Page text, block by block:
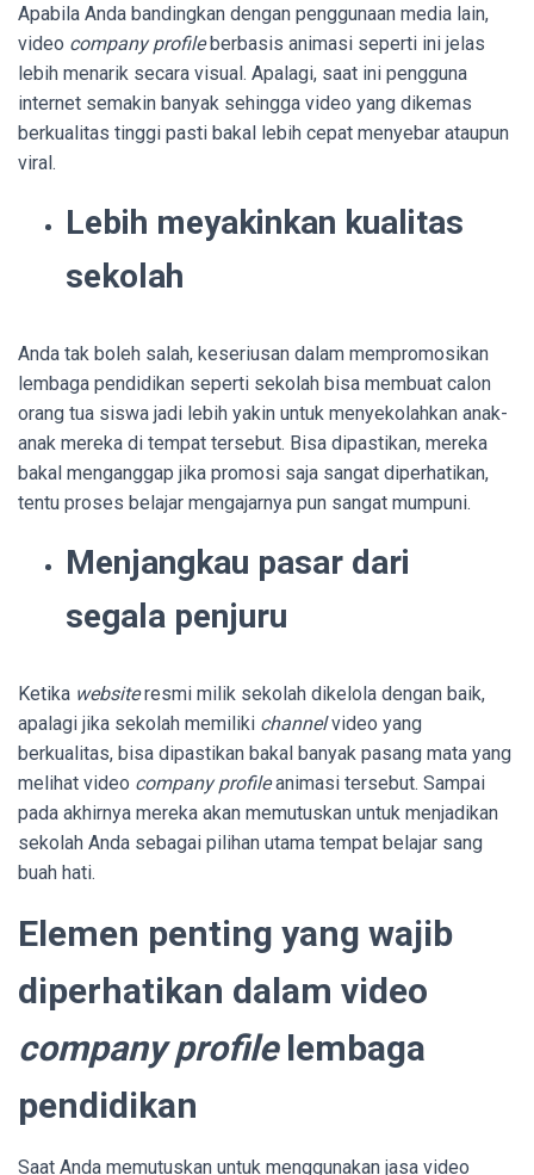
Apabila Anda bandingkan dengan penggunaan media lain,
video company profileberbasis animasi seperti ini jelas
lebih menarik secara visual. Apalagi, saat ini pengguna
internet semakin banyak sehingga video yang dikemas
berkualitas tinggi pasti bakal lebih cepat menyebar ataupun
viral.
Lebih meyakinkan kualitas
sekolah
Anda tak boleh salah, keseriusan dalam mempromosikan
lembaga pendidikan seperti sekolah bisa membuat calon
orang tua siswa jadi lebih yakin untuk menyekolahkan anak-
anak mereka di tempat tersebut. Bisa dipastikan, mereka
bakal menganggap jika promosi saja sangat diperhatikan,
tentu proses belajar mengajarnya pun sangat mumpuni.
Menjangkau pasar dari
segala penjuru
Ketika websiteresmi milik sekolah dikelola dengan baik,
apalagi jika sekolah memiliki channelvideo yang
berkualitas, bisa dipastikan bakal banyak pasang mata yang
melihat video company profileanimasi tersebut. Sampai
pada akhirnya mereka akan memutuskan untuk menjadikan
sekolah Anda sebagai pilihan utama tempat belajar sang
buah hati.
Elemen penting yang wajib
diperhatikan dalam video
company profile lembaga
pendidikan
Saat Anda memutuskan untuk menggunakan jasa video